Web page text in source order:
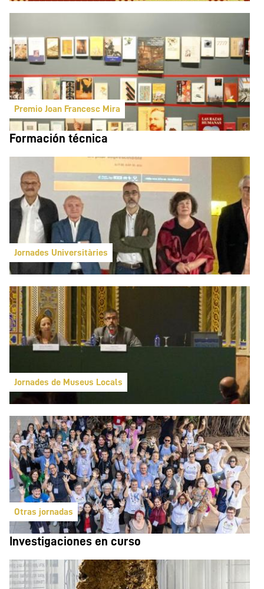
Premio Joan Francesc Mira
Formación técnica
Jornades Universitàries
Jornades de Museus Locals
Otras jornadas
Investigaciones en curso